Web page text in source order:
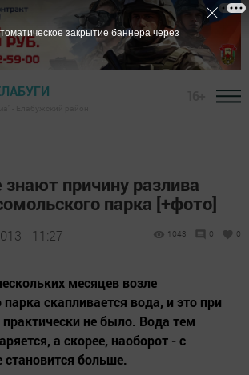
знают причину разлива
парка [+фото]
- 11:27 1043 0 0
месяцев возле
скапливается вода, и это при
не было. Вода тем
а скорее, наоборот - с
больше.
закрытие баннера через